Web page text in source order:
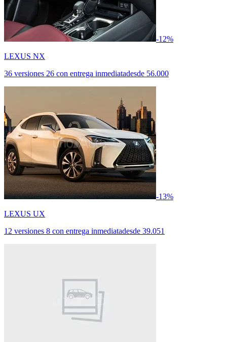
-12%
LEXUS NX
36 versiones 26 con entrega inmediatadesde 56.000
-13%
LEXUS UX
12 versiones 8 con entrega inmediatadesde 39.051